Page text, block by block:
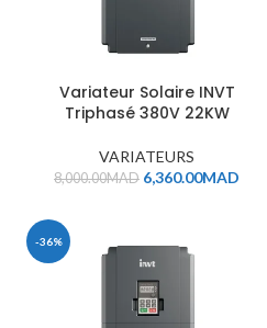
Variateur Solaire INVT
Triphasé 380V 22KW
VARIATEURS
8,000.00MAD 6,360.00MAD
-36%